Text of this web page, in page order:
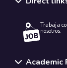
Trabaja
nosotros.
Academic